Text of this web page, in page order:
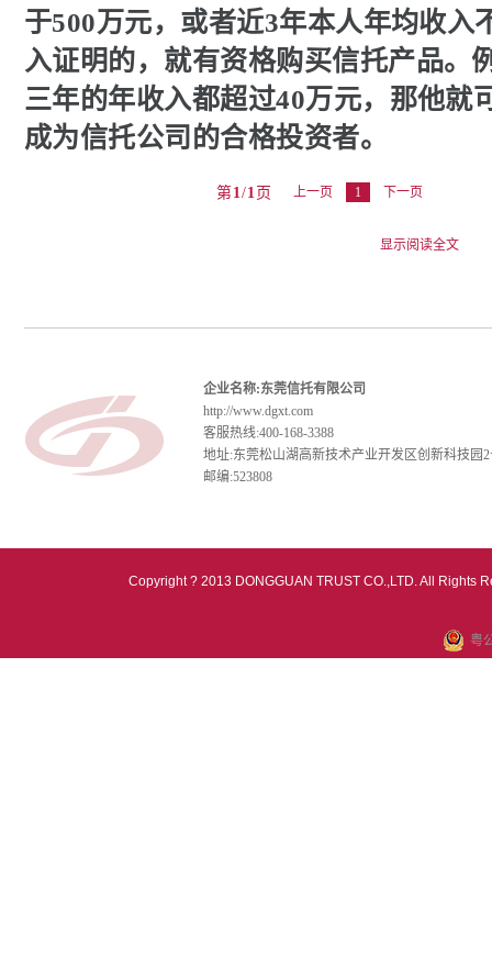
于500万元，或者近3年本人年均收入
入证明的，就有资格购买信托产品。
三年的年收入都超过40万元，那他就
成为信托公司的合格投资者。
第 1/1 页 上一页 1 下一页
企业名称:东莞信托有限公司
http://www.dgxt.com
客服热线:400-168-3388
地址:东莞松山湖高新技术产业开发区创新科技园
邮编:523808
Copyright ? 2013 DONGGUAN TRUST CO.,LTD. All Rights
粤